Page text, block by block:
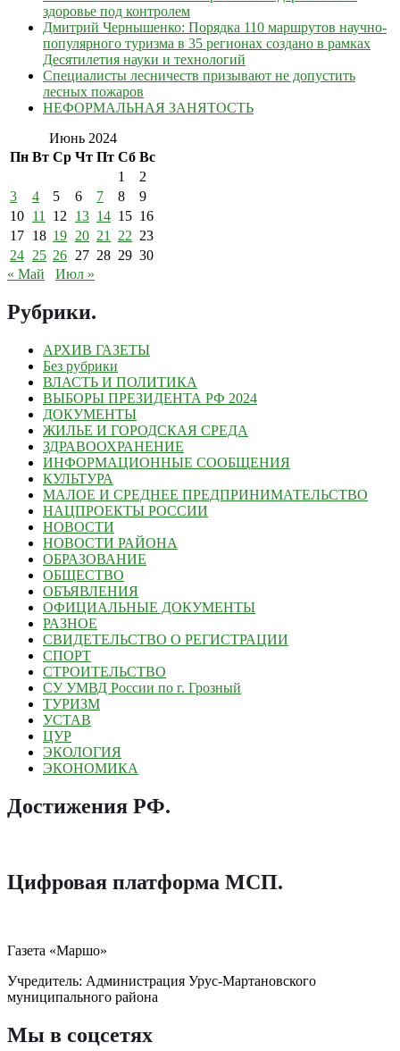
здоровье под контролем
Дмитрий Чернышенко: Порядка 110 маршрутов научно-
популярного туризма в 35 регионах создано в рамках
Десятилетия науки и технологий
Специалисты лесничеств призывают не допустить
лесных пожаров
НЕФОРМАЛЬНАЯ ЗАНЯТОСТЬ
Июнь 2024
Пн Вт Ср Чт Пт Сб Вс
1
2
3
4 5 6 7 8
9
10 11 12 13 14 15 16
17 18 19 20 21 22 23
24 25 26 27 28 29 30
« Май
Июл »
Рубрики.
АРХИВ ГАЗЕТЫ
Без рубрики
ВЛАСТЬ И ПОЛИТИКА
ВЫБОРЫ ПРЕЗИДЕНТА РФ 2024
ДОКУМЕНТЫ
ЖИЛЬЕ И ГОРОДСКАЯ СРЕДА
ЗДРАВООХРАНЕНИЕ
ИНФОРМАЦИОННЫЕ СООБЩЕНИЯ
КУЛЬТУРА
МАЛОЕ И СРЕДНЕЕ ПРЕДПРИНИМАТЕЛЬСТВО
НАЦПРОЕКТЫ РОССИИ
НОВОСТИ
НОВОСТИ РАЙОНА
ОБРАЗОВАНИЕ
ОБЩЕСТВО
ОБЪЯВЛЕНИЯ
ОФИЦИАЛЬНЫЕ ДОКУМЕНТЫ
РАЗНОЕ
СВИДЕТЕЛЬСТВО О РЕГИСТРАЦИИ
СПОРТ
СТРОИТЕЛЬСТВО
СУ УМВД России по г. Грозный
ТУРИЗМ
УСТАВ
ЦУР
ЭКОЛОГИЯ
ЭКОНОМИКА
Достижения РФ.
Цифровая платформа МСП.
Газета «Маршо»
Учредитель: Администрация Урус-Мартановского
муниципального района
Мы в соцсетях